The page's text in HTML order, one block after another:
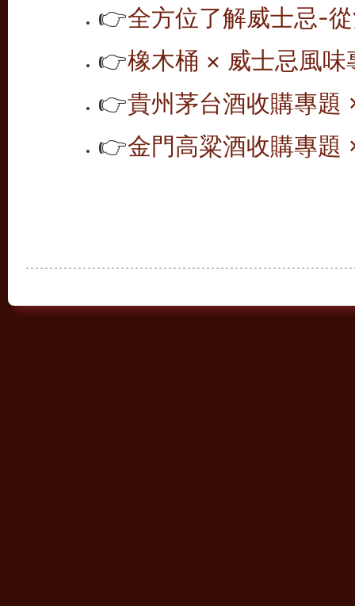
👉全方位了解威士忌-
👉橡木桶 × 威士忌風味
👉貴州茅台酒收購專題
👉金門高粱酒收購專題